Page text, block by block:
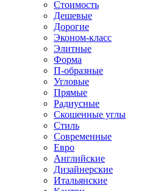
Стоимость
Дешевые
Дорогие
Эконом-класс
Элитные
Форма
П-образные
Угловые
Прямые
Радиусные
Скошенные углы
Стиль
Современные
Евро
Английские
Дизайнерские
Итальянские